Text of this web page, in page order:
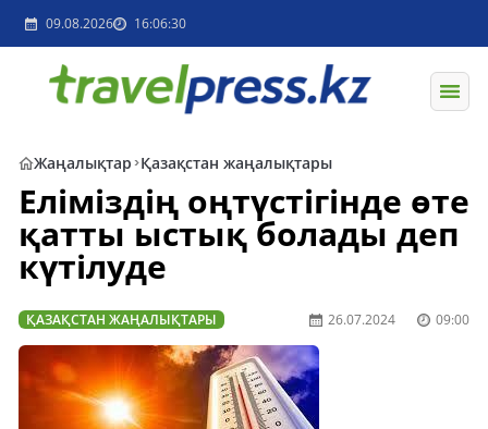
09.08.2026 16:06:30
Жаңалықтар Қазақстан жаңалықтары
Еліміздің оңтүстігінде өте
қатты ыстық болады деп
күтілуде
ҚАЗАҚСТАН ЖАҢАЛЫҚТАРЫ 26.07.2024 09:00